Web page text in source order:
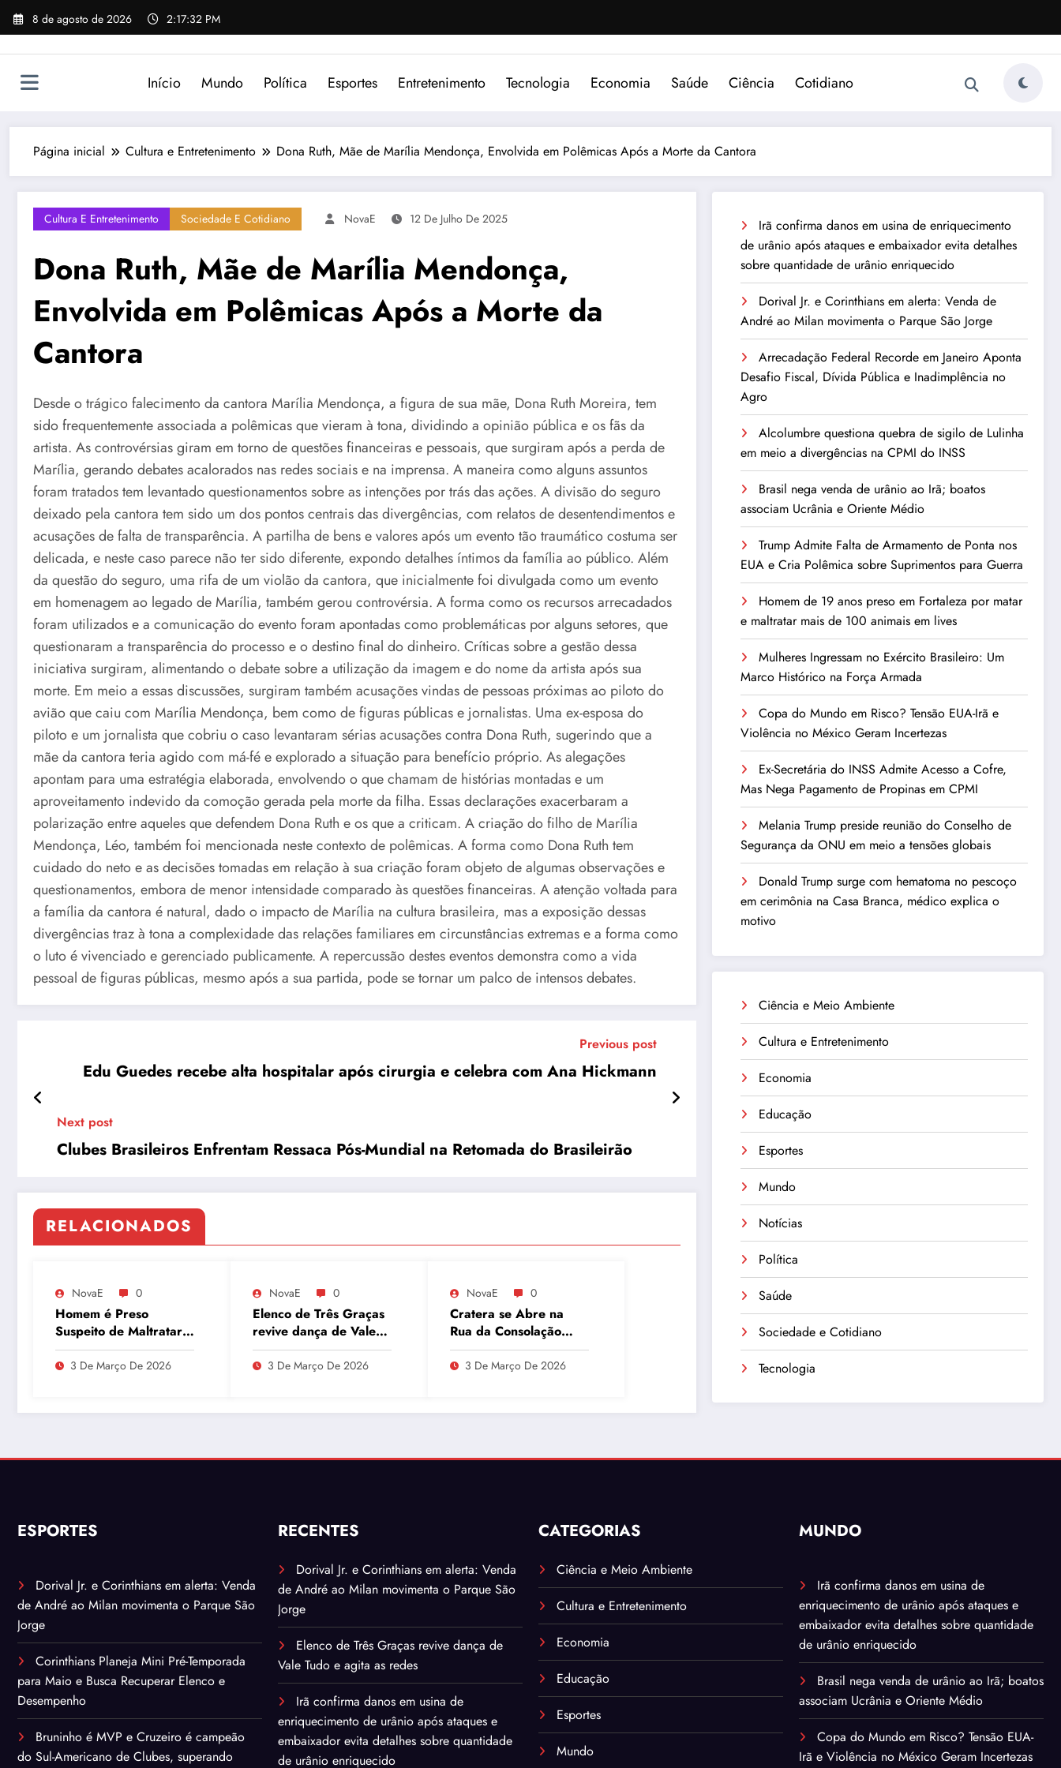
Pular
para
8 de agosto de 2026 2:17:32 PM
Início Mundo Política Esportes Entretenimento Tecnologia Economia Saúde Ciência Cotidiano
Página inicial Cultura e Entretenimento Dona Ruth, Mãe de Marília Mendonça, Envolvida em Polêmicas Após a Morte da Cantora
Cultura E Entretenimento Sociedade E Cotidiano NovaE 12 De Julho De 2025
Dona Ruth, Mãe de Marília Mendonça,
Envolvida em Polêmicas Após a Morte da
Cantora
Desde o trágico falecimento da cantora Marília Mendonça, a figura de sua mãe, Dona Ruth Moreira, tem
sido frequentemente associada a polêmicas que vieram à tona, dividindo a opinião pública e os fãs da
artista. As controvérsias giram em torno de questões financeiras e pessoais, que surgiram após a perda de
Marília, gerando debates acalorados nas redes sociais e na imprensa. A maneira como alguns assuntos
foram tratados tem levantado questionamentos sobre as intenções por trás das ações. A divisão do seguro
deixado pela cantora tem sido um dos pontos centrais das divergências, com relatos de desentendimentos e
acusações de falta de transparência. A partilha de bens e valores após um evento tão traumático costuma ser
delicada, e neste caso parece não ter sido diferente, expondo detalhes íntimos da família ao público. Além
da questão do seguro, uma rifa de um violão da cantora, que inicialmente foi divulgada como um evento
em homenagem ao legado de Marília, também gerou controvérsia. A forma como os recursos arrecadados
foram utilizados e a comunicação do evento foram apontadas como problemáticas por alguns setores, que
questionaram a transparência do processo e o destino final do dinheiro. Críticas sobre a gestão dessa
iniciativa surgiram, alimentando o debate sobre a utilização da imagem e do nome da artista após sua
morte. Em meio a essas discussões, surgiram também acusações vindas de pessoas próximas ao piloto do
avião que caiu com Marília Mendonça, bem como de figuras públicas e jornalistas. Uma ex-esposa do
piloto e um jornalista que cobriu o caso levantaram sérias acusações contra Dona Ruth, sugerindo que a
mãe da cantora teria agido com má-fé e explorado a situação para benefício próprio. As alegações
apontam para uma estratégia elaborada, envolvendo o que chamam de histórias montadas e um
aproveitamento indevido da comoção gerada pela morte da filha. Essas declarações exacerbaram a
polarização entre aqueles que defendem Dona Ruth e os que a criticam. A criação do filho de Marília
Mendonça, Léo, também foi mencionada neste contexto de polêmicas. A forma como Dona Ruth tem
cuidado do neto e as decisões tomadas em relação à sua criação foram objeto de algumas observações e
questionamentos, embora de menor intensidade comparado às questões financeiras. A atenção voltada para
a família da cantora é natural, dado o impacto de Marília na cultura brasileira, mas a exposição dessas
divergências traz à tona a complexidade das relações familiares em circunstâncias extremas e a forma como
o luto é vivenciado e gerenciado publicamente. A repercussão destes eventos demonstra como a vida
pessoal de figuras públicas, mesmo após a sua partida, pode se tornar um palco de intensos debates.
Previous post
Edu Guedes recebe alta hospitalar após cirurgia e celebra com Ana Hickmann
Next post
Clubes Brasileiros Enfrentam Ressaca Pós-Mundial na Retomada do Brasileirão
RELACIONADOS
NovaE 0
Homem é Preso
Suspeito de Maltratar
Mais de 100 Animais
Durante Lives
3 De Março De 2026
NovaE 0
Elenco de Três Graças
revive dança de Vale
Tudo e agita as redes
3 De Março De 2026
NovaE 0
Cratera se Abre na
Rua da Consolação
Após Explosão em São
Paulo3 De Março De 2026
Irã confirma danos em usina de enriquecimento
de urânio após ataques e embaixador evita detalhes
sobre quantidade de urânio enriquecido
Dorival Jr. e Corinthians em alerta: Venda de
André ao Milan movimenta o Parque São Jorge
Arrecadação Federal Recorde em Janeiro Aponta
Desafio Fiscal, Dívida Pública e Inadimplência no
Agro
Alcolumbre questiona quebra de sigilo de Lulinha
em meio a divergências na CPMI do INSS
Brasil nega venda de urânio ao Irã; boatos
associam Ucrânia e Oriente Médio
Trump Admite Falta de Armamento de Ponta nos
EUA e Cria Polêmica sobre Suprimentos para Guerra
Homem de 19 anos preso em Fortaleza por matar
e maltratar mais de 100 animais em lives
Mulheres Ingressam no Exército Brasileiro: Um
Marco Histórico na Força Armada
Copa do Mundo em Risco? Tensão EUA-Irã e
Violência no México Geram Incertezas
Ex-Secretária do INSS Admite Acesso a Cofre,
Mas Nega Pagamento de Propinas em CPMI
Melania Trump preside reunião do Conselho de
Segurança da ONU em meio a tensões globais
Donald Trump surge com hematoma no pescoço
em cerimônia na Casa Branca, médico explica o
motivo
Ciência e Meio Ambiente
Cultura e Entretenimento
Economia
Educação
Esportes
Mundo
Notícias
Política
Saúde
Sociedade e Cotidiano
Tecnologia
ESPORTES
Dorival Jr. e Corinthians em alerta: Venda
de André ao Milan movimenta o Parque São
Jorge
Corinthians Planeja Mini Pré-Temporada
para Maio e Busca Recuperar Elenco e
Desempenho
Bruninho é MVP e Cruzeiro é campeão
do Sul-Americano de Clubes, superando
RECENTES
Dorival Jr. e Corinthians em alerta: Venda
de André ao Milan movimenta o Parque São
Jorge
Elenco de Três Graças revive dança de
Vale Tudo e agita as redes
Irã confirma danos em usina de
enriquecimento de urânio após ataques e
embaixador evita detalhes sobre quantidade
de urânio enriquecido
CATEGORIAS
Ciência e Meio Ambiente
Cultura e Entretenimento
Economia
Educação
Esportes
Mundo
MUNDO
Irã confirma danos em usina de
enriquecimento de urânio após ataques e
embaixador evita detalhes sobre quantidade
de urânio enriquecido
Brasil nega venda de urânio ao Irã; boatos
associam Ucrânia e Oriente Médio
Copa do Mundo em Risco? Tensão EUA-
Irã e Violência no México Geram Incertezas